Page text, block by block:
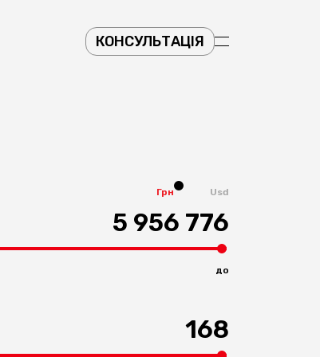
КОНСУЛЬТАЦІЯ
Грн Usd
5 956 776
до
168